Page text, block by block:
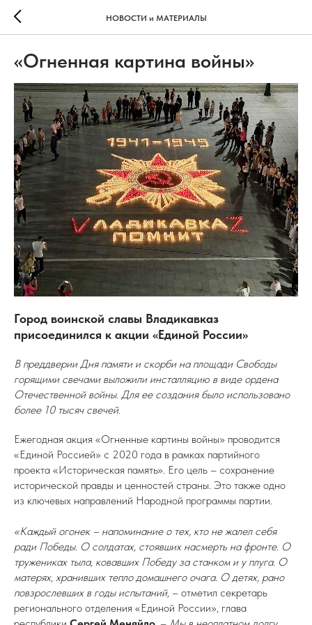
НОВОСТИ и МАТЕРИАЛЫ
«Огненная картина войны»
Город воинской славы Владикавказ
присоединился к акции «Единой России»
В преддверии Дня памяти и скорби на площади Свободы
горящими свечами выложили инсталляцию в виде ордена
Отечественной войны. Для ее создания было использовано
более 10 тысяч свечей.
Ежегодная акция «Огненные картины войны» проводится
«Единой Россией» с 2020 года в рамках партийного
проекта «Историческая память». Его цель – сохранение
исторической правды и ценностей страны. Это также одно
из ключевых направлений Народной программы партии.
«Каждый огонек – напоминание о тех, кто не жалел себя
ради Победы. О солдатах, стоявших насмерть на фронте. О
тружениках тыла, ковавших Победу за станком и у плуга. О
матерях, хранивших тепло домашнего очага. О детях, рано
повзрослевших в годы испытаний, – отметил секретарь
регионального отделения «Единой России», глава